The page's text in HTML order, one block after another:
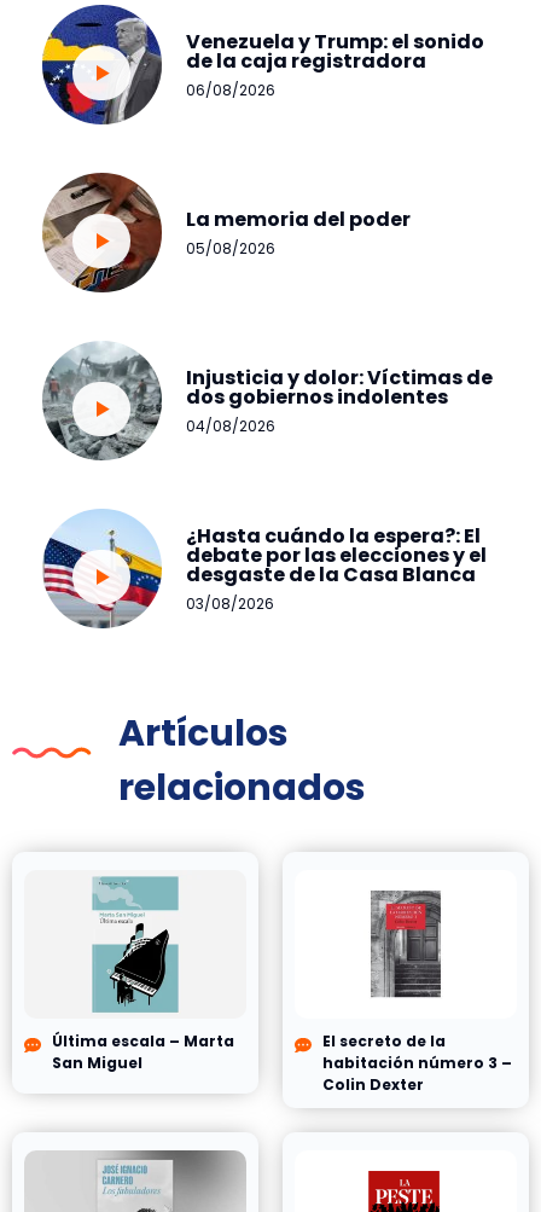
Venezuela y Trump: el sonido
de la caja registradora
06/08/2026
La memoria del poder
05/08/2026
Injusticia y dolor: Víctimas de
dos gobiernos indolentes
04/08/2026
¿Hasta cuándo la espera?: El
debate por las elecciones y el
desgaste de la Casa Blanca
03/08/2026
Artículos
relacionados
Última escala – Marta
San Miguel
El secreto de la
habitación número 3 –
Colin Dexter